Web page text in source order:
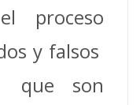
proceso
y falsos
que son